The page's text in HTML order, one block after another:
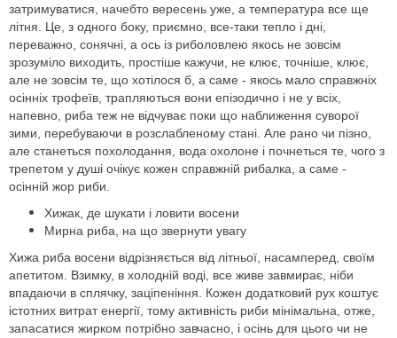
затримуватися, начебто вересень уже, а температура все ще
літня. Це, з одного боку, приємно, все-таки тепло і дні,
переважно, сонячні, а ось із риболовлею якось не зовсім
зрозуміло виходить, простіше кажучи, не клює, точніше, клює,
але не зовсім те, що хотілося б, а саме - якось мало справжніх
осінніх трофеїв, трапляються вони епізодично і не у всіх,
напевно, риба теж не відчуває поки що наближення суворої
зими, перебуваючи в розслабленому стані. Але рано чи пізно,
але станеться похолодання, вода охолоне і почнеться те, чого з
трепетом у душі очікує кожен справжній рибалка, а саме -
осінній жор риби.
Хижак, де шукати і ловити восени
Мирна риба, на що звернути увагу
Хижа риба восени відрізняється від літньої, насамперед, своїм
апетитом. Взимку, в холодній воді, все живе завмирає, ніби
впадаючи в сплячку, заціпеніння. Кожен додатковий рух коштує
істотних витрат енергії, тому активність риби мінімальна, отже,
запасатися жирком потрібно завчасно, і осінь для цього чи не